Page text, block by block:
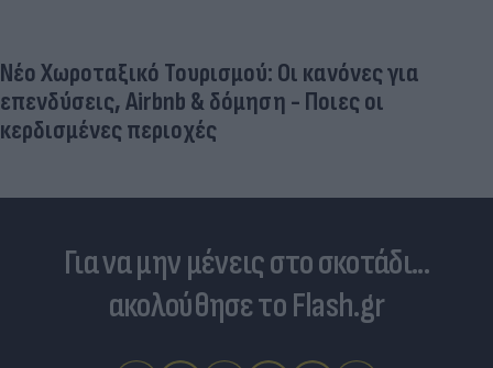
Νέο Χωροταξικό Τουρισμού: Οι κανόνες για
επενδύσεις, Airbnb & δόμηση - Ποιες οι
κερδισμένες περιοχές
Για να μην μένεις στο σκοτάδι...
ακολούθησε το Flash.gr